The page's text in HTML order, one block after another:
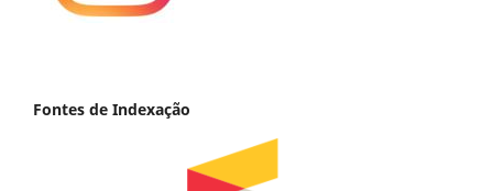
Fontes de Indexação